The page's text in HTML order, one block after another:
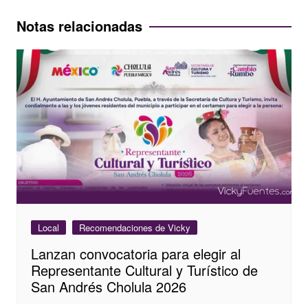
entradas
Notas relacionadas
Local Recomendaciones de Vicky
Lanzan convocatoria para elegir al
Representante Cultural y Turístico de
San Andrés Cholula 2026